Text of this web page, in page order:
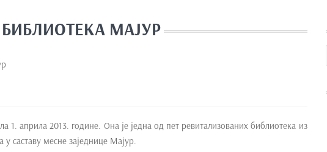
МАЈУР
1. априла 2013. године. Она је једна од пет ревитализованих библиотека из
саставу месне заједнице Мајур.